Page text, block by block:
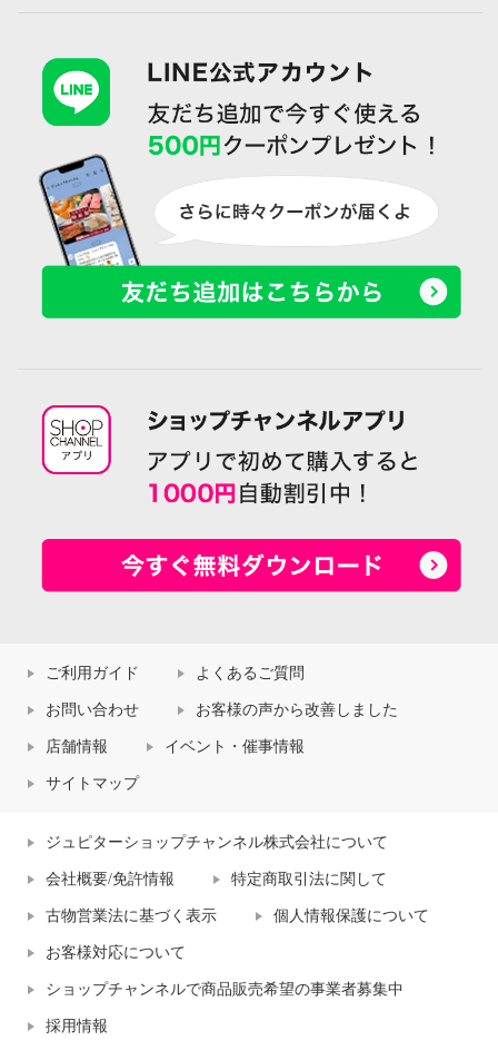
ご利用ガイド よくあるご質問
お問い合わせ お客様の声から改善しました
店舗情報 イベント・催事情報
サイトマップ
ジュピターショップチャンネル株式会社について
会社概要/免許情報 特定商取引法に関して
古物営業法に基づく表示 個人情報保護について
お客様対応について
ショップチャンネルで商品販売希望の事業者募集中
採用情報